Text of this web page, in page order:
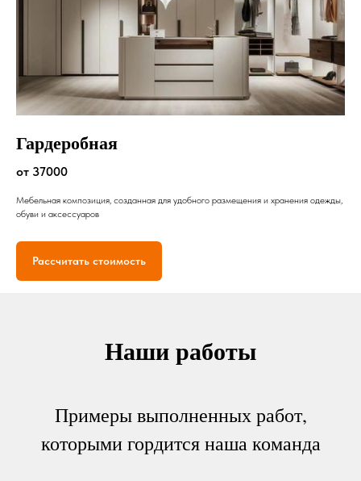
Гардеробная
от 37000
Мебельная композиция, созданная для удобного размещения и хранения одежды,
обуви и аксессуаров
Рассчитать стоимость
Наши работы
Примеры выполненных работ,
которыми гордится наша команда